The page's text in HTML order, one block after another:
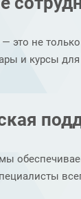
это не
и курсы